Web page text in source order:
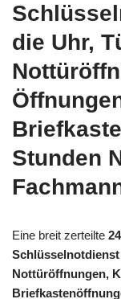
die Uhr,
Stunden
Eine breit zerteilte
Nottüröffnungen,